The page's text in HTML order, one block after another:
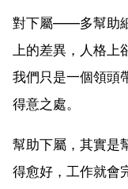
對下屬——多幫助
上的差異，人格上
我們只是一個領頭
得意之處。
幫助下屬，其實是
得愈好，工作就會